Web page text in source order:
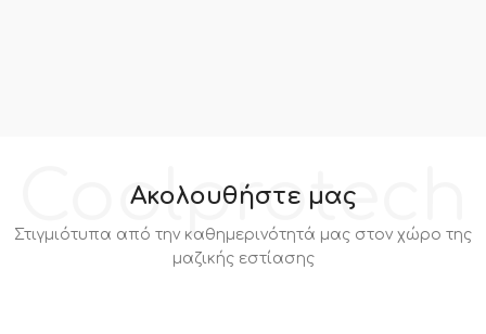
Coolprotech
Ακολουθήστε μας
Στιγμιότυπα από την καθημερινότητά μας στον χώρο της
μαζικής εστίασης